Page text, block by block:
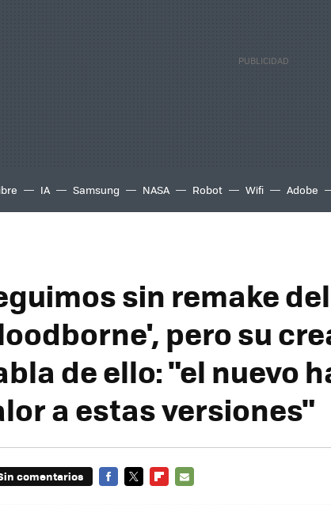
IA Samsung NASA Robot Wifi Adobe
sin remake
pero su
de ello: "el nuevo
a estas versiones"
comentarios